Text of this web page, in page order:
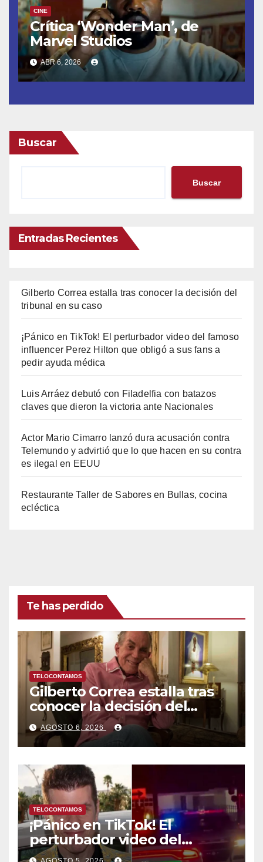
CINE
Crítica ‘Wonder Man’, de
Marvel Studios
ABR 6, 2026
Buscar
Buscar
Entradas Recientes
Gilberto Correa estalla tras conocer la decisión del
tribunal en su caso
¡Pánico en TikTok! El perturbador video del famoso
influencer Perez Hilton que obligó a sus fans a
pedir ayuda médica
Luis Arráez debutó con Filadelfia con batazos
claves que dieron la victoria ante Nacionales
Actor Mario Cimarro lanzó dura acusación contra
Telemundo y advirtió que lo que hacen en su contra
es ilegal en EEUU
Restaurante Taller de Sabores en Bullas, cocina
ecléctica
Te has perdido
TELOCONTAMOS
Gilberto Correa estalla tras
conocer la decisión del
tribunal en su caso
AGOSTO 6, 2026
TELOCONTAMOS
¡Pánico en TikTok! El
perturbador video del
famoso influencer Perez